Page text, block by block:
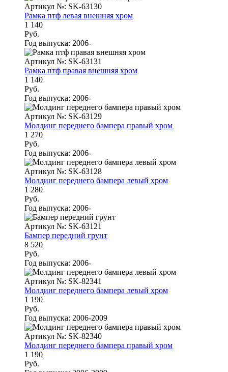
Артикул №: SK-63130
Рамка птф левая внешняя хром
1 140
Руб.
Год выпуска: 2006-
Артикул №: SK-63131
Рамка птф правая внешняя хром
1 140
Руб.
Год выпуска: 2006-
Артикул №: SK-63129
Молдинг переднего бампера правый хром
1 270
Руб.
Год выпуска: 2006-
Артикул №: SK-63128
Молдинг переднего бампера левый хром
1 280
Руб.
Год выпуска: 2006-
Артикул №: SK-63121
Бампер передний грунт
8 520
Руб.
Год выпуска: 2006-
Артикул №: SK-82341
Молдинг переднего бампера левый хром
1 190
Руб.
Год выпуска: 2006-2009
Артикул №: SK-82340
Молдинг переднего бампера правый хром
1 190
Руб.